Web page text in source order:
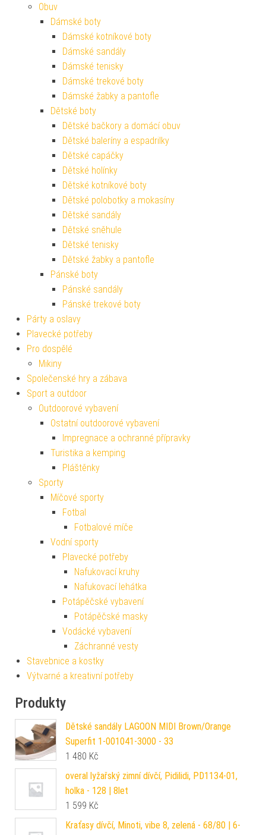
Obuv
Dámské boty
Dámské kotníkové boty
Dámské sandály
Dámské tenisky
Dámské trekové boty
Dámské žabky a pantofle
Dětské boty
Dětské bačkory a domácí obuv
Dětské baleríny a espadrilky
Dětské capáčky
Dětské holínky
Dětské kotníkové boty
Dětské polobotky a mokasíny
Dětské sandály
Dětské sněhule
Dětské tenisky
Dětské žabky a pantofle
Pánské boty
Pánské sandály
Pánské trekové boty
Párty a oslavy
Plavecké potřeby
Pro dospělé
Mikiny
Společenské hry a zábava
Sport a outdoor
Outdoorové vybavení
Ostatní outdoorové vybavení
Impregnace a ochranné přípravky
Turistika a kemping
Pláštěnky
Sporty
Míčové sporty
Fotbal
Fotbalové míče
Vodní sporty
Plavecké potřeby
Nafukovací kruhy
Nafukovací lehátka
Potápěčské vybavení
Potápěčské masky
Vodácké vybavení
Záchranné vesty
Stavebnice a kostky
Výtvarné a kreativní potřeby
Produkty
Dětské sandály LAGOON MIDI Brown/Orange
Superfit 1-001041-3000 - 33
1 480 Kč
overal lyžařský zimní dívčí, Pidilidi, PD1134-01,
holka - 128 | 8let
1 599 Kč
Kraťasy dívčí, Minoti, vibe 8, zelená - 68/80 | 6-